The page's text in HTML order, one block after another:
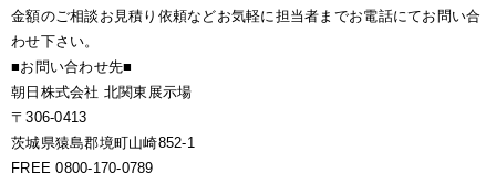
金額のご相談お見積り依頼などお気軽に担当者までお電話にてお問い合
わせ下さい。
■お問い合わせ先■
朝日株式会社 北関東展示場
〒306-0413
茨城県猿島郡境町山崎852-1
FREE 0800-170-0789